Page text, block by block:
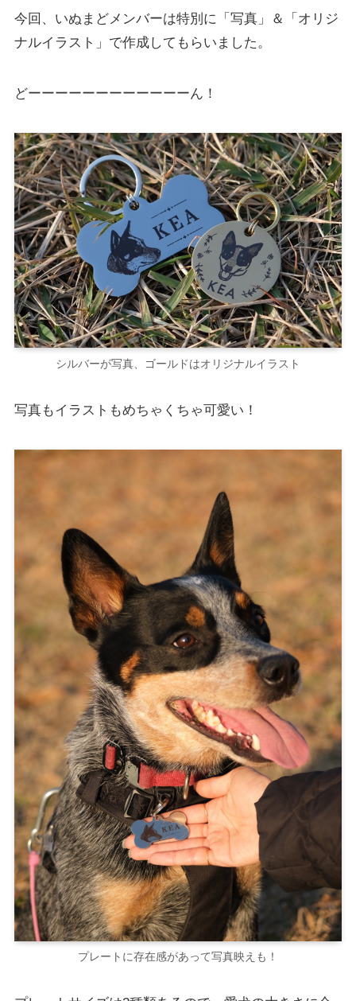
今回、いぬまどメンバーは特別に「写真」＆「オリジ
ナルイラスト」で作成してもらいました。
どーーーーーーーーーーーーん！
シルバーが写真、ゴールドはオリジナルイラスト
写真もイラストもめちゃくちゃ可愛い！
プレートに存在感があって写真映えも！